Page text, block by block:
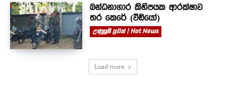
බන්ධනාගාර කිහිපයක ආරක්ෂාව
තර කෙරේ (වීඩියෝ)
උණුසුම් පුවත් | Hot News
Load more